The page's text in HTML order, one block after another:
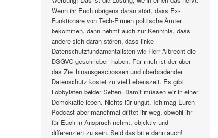
Wenn ihr Euch übrigens daran stört, dass Ex-
Funktionäre von Tech-Firmen politische Ämter
bekommen, dann nehmt auch zur Kenntnis, dass
andere sich daran stören, dass linke
Datenschutzfundamentalisten wie Herr Albrecht die
DSGVO geschrieben haben. Für mich ist der über
das Ziel hinausgeschossen und überbordender
Datenschutz kostet zu viel Lebenszeit. Es gibt
Lobbyisten beider Seiten. Damit müssen wir in einer
Demokratie leben. Nichts für ungut. Ich mag Euren
Podcast aber manchmal driftet ihr weg, obwohl ihr
für Euch in Anspruch nehmt, objektiv und
differenziert zu sein. Seid das bitte dann auch!